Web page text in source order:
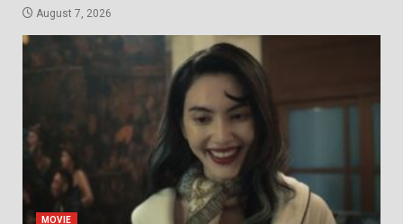
August 7, 2026
MOVIE